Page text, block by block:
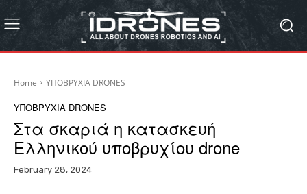
Home ΥΠΟΒΡΥΧΙΑ DRONES
ΥΠΟΒΡΥΧΙΑ DRONES
Στα σκαριά η κατασκευή
Ελληνικού υποβρυχίου drone
February 28, 2024